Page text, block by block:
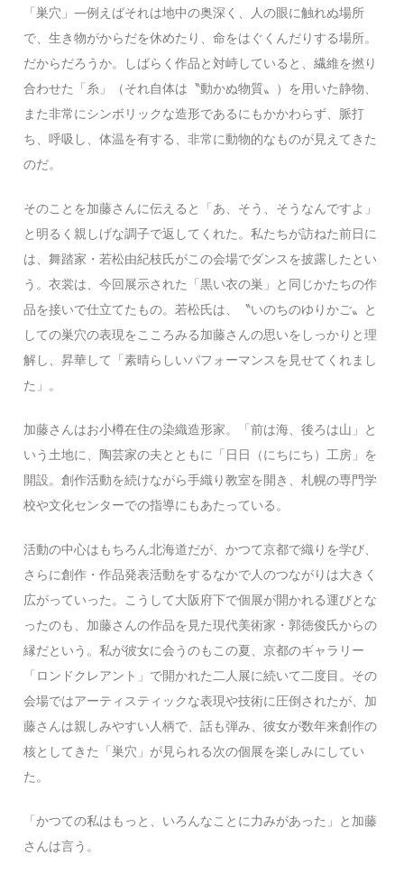
「巣穴」—例えばそれは地中の奥深く、人の眼に触れぬ場所
で、生き物がからだを休めたり、命をはぐくんだりする場所。
だからだろうか。しばらく作品と対峙していると、繊維を撚り
合わせた「糸」（それ自体は〝動かぬ物質〟）を用いた静物、
また非常にシンボリックな造形であるにもかかわらず、脈打
ち、呼吸し、体温を有する、非常に動物的なものが見えてきた
のだ。
そのことを加藤さんに伝えると「あ、そう、そうなんですよ」
と明るく親しげな調子で返してくれた。私たちが訪ねた前日に
は、舞踏家・若松由紀枝氏がこの会場でダンスを披露したとい
う。衣裳は、今回展示された「黒い衣の巣」と同じかたちの作
品を接いで仕立てたもの。若松氏は、〝いのちのゆりかご〟と
しての巣穴の表現をこころみる加藤さんの思いをしっかりと理
解し、昇華して「素晴らしいパフォーマンスを見せてくれまし
た」。
加藤さんはお小樽在住の染織造形家。「前は海、後ろは山」と
いう土地に、陶芸家の夫とともに「日日（にちにち）工房」を
開設。創作活動を続けながら手織り教室を開き、札幌の専門学
校や文化センターでの指導にもあたっている。
活動の中心はもちろん北海道だが、かつて京都で織りを学び、
さらに創作・作品発表活動をするなかで人のつながりは大きく
広がっていった。こうして大阪府下で個展が開かれる運びとな
ったのも、加藤さんの作品を見た現代美術家・郭徳俊氏からの
縁だという。私が彼女に会うのもこの夏、京都のギャラリー
「ロンドクレアント」で開かれた二人展に続いて二度目。その
会場ではアーティスティックな表現や技術に圧倒されたが、加
藤さんは親しみやすい人柄で、話も弾み、彼女が数年来創作の
核としてきた「巣穴」が見られる次の個展を楽しみにしてい
た。
「かつての私はもっと、いろんなことに力みがあった」と加藤
さんは言う。